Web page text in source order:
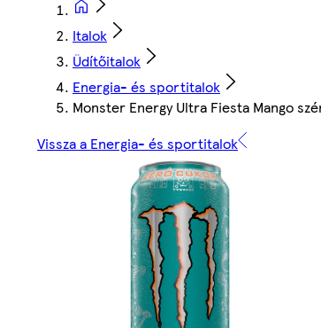
Italok
Üdítőitalok
Energia- és sportitalok
Monster Energy Ultra Fiesta Mango
Vissza a Energia- és sportitalok